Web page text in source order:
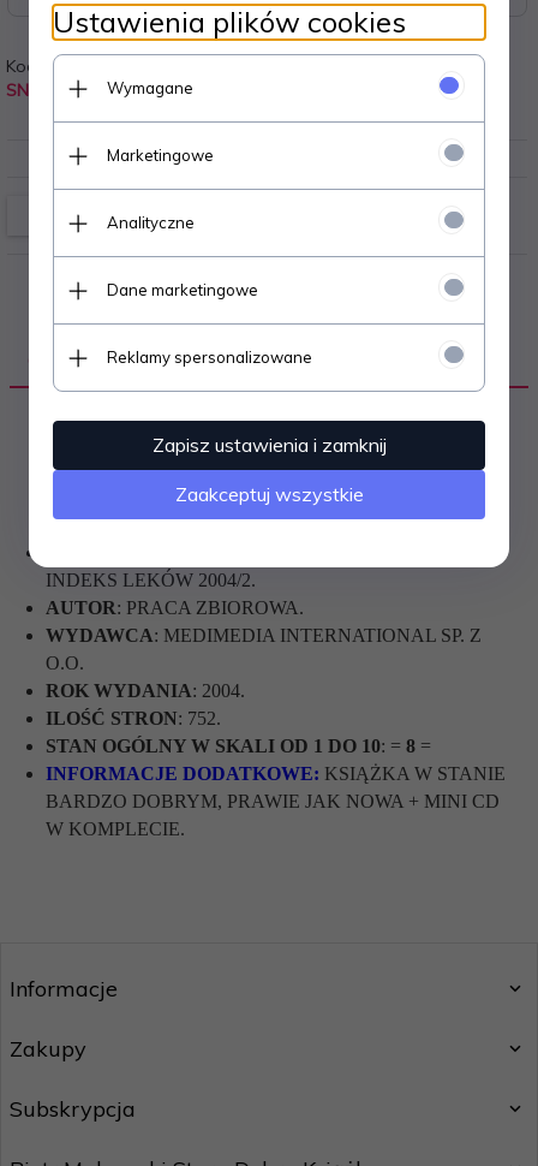
Kod:
SN7
OPIS PRODUKTU
INDEKS LEKÓW 2004/2.
AUTOR: PRACA ZBIOROWA.
WYDAWCA: MEDIMEDIA INTERNATIONAL SP. Z
O.O.
ROK WYDANIA: 2004.
ILOŚĆ STRON: 752.
STAN OGÓLNY W SKALI OD 1 DO 10: = 8 =
INFORMACJE DODATKOWE: KSIĄŻKA W STANIE
BARDZO DOBRYM, PRAWIE JAK NOWA + MINI CD
W KOMPLECIE.
Informacje
Zakupy
Subskrypcja
Ustawienia plików cookies
Wymagane
Marketingowe
Analityczne
Dane marketingowe
Reklamy spersonalizowane
Zapisz ustawienia i zamknij
Zaakceptuj wszystkie